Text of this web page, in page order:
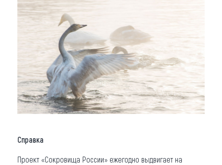
Справка
Проект «Сокровища России» ежегодно выдвигает на